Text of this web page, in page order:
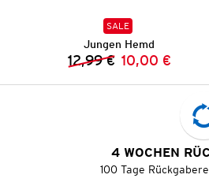
SALE
Jungen Hemd
Vorheriger
12,99 € Neuer Preis:
10,00 €
4 WOCHEN
100 Tage